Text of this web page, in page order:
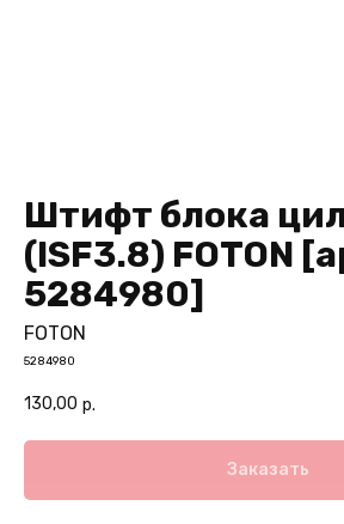
Штифт блока
(ISF3.8) FOTON
5284980]
FOTON
5284980
130,00 р.
Заказать